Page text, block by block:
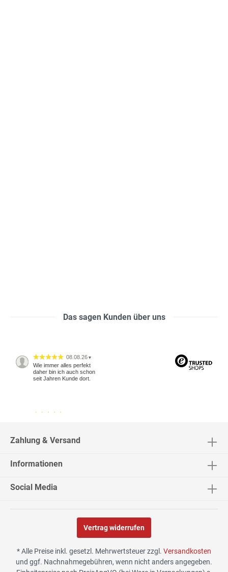
Das sagen Kunden über uns
08.08.26 ▼
Wie immer alles perfekt
daher bin ich auch schon
seit Jahren Kunde dort.
02.08.26▼
Zahlung & Versand
Informationen
Social Media
Vertrag widerrufen
* Alle Preise inkl. gesetzl. Mehrwertsteuer zzgl. Versandkosten
und ggf. Nachnahmegebühren, wenn nicht anders angegeben.